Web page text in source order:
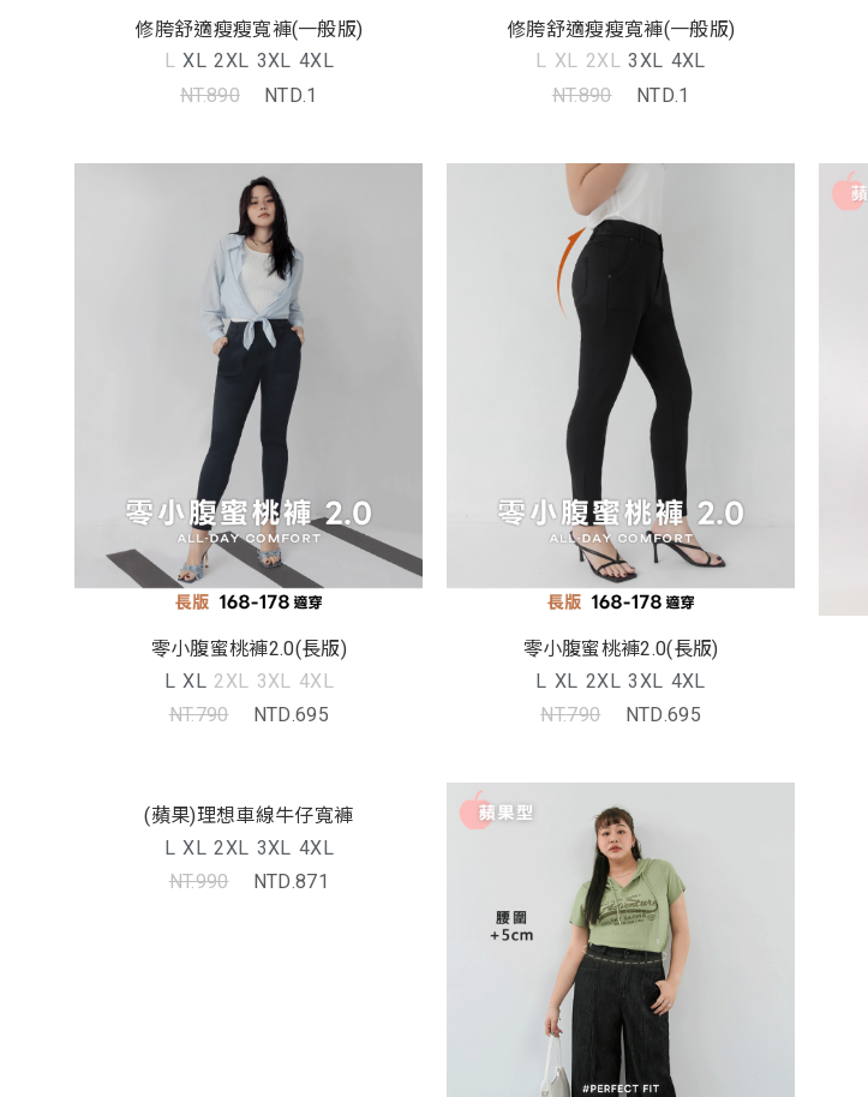
修胯舒適瘦瘦寬褲(一般版)
L XL 2XL 3XL 4XL
NT.890
NTD.1
修胯舒適瘦瘦寬褲(一般版)
L XL 2XL 3XL 4XL
NT.890
NTD.1
零小腹蜜桃褲2.0(長版)
L XL 2XL 3XL 4XL
NT.790
NTD.695
零小腹蜜桃褲2.0(長版)
L XL 2XL 3XL 4XL
NT.790
NTD.695
(蘋果)理想車線牛仔寬褲
L XL 2XL 3XL 4XL
NT.990
NTD.871